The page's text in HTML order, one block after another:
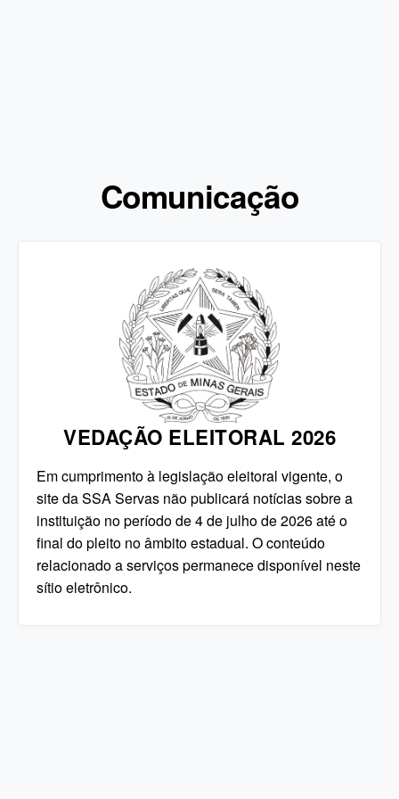
Comunicação
VEDAÇÃO ELEITORAL 2026
Em cumprimento à legislação eleitoral vigente, o
site da SSA Servas não publicará notícias sobre a
instituição no período de 4 de julho de 2026 até o
final do pleito no âmbito estadual. O conteúdo
relacionado a serviços permanece disponível neste
sítio eletrônico.